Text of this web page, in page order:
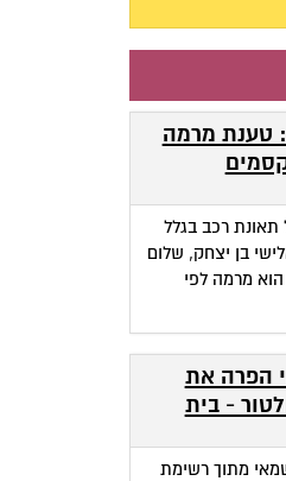
טענת מרמה
לפטור
רכב בגלל
בן יצחק, שלום
מרמה לפי
הפרה את
- בית
מתוך רשימת